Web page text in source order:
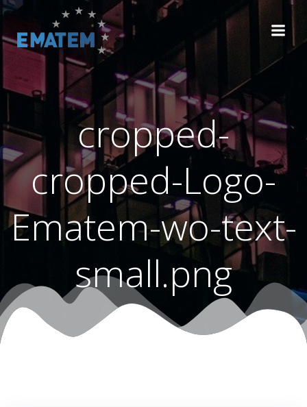
Zum
Inhalt
springen
cropped-
cropped-Logo-
Ematem-wo-text-
small.png